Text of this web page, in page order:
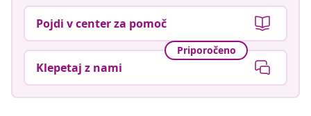
Pojdi v center za pomoč
Priporočeno
Klepetaj z nami